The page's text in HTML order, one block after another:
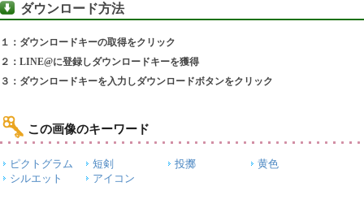
ダウンロード方法
１：ダウンロードキーの取得をクリック
２：LINE@に登録しダウンロードキーを獲得
３：ダウンロードキーを入力しダウンロードボタンをクリック
この画像のキーワード
ピクトグラム 短剣 投擲
黄色
シルエット
アイコン